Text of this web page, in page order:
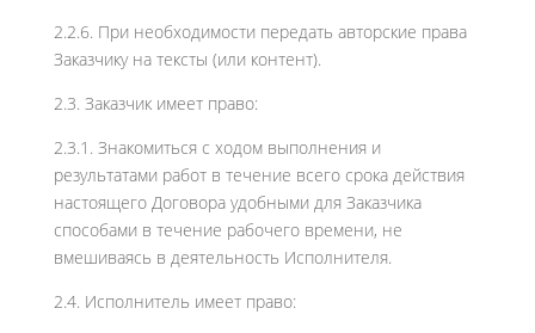
2.2.6. При необходимости передать авторские права
Заказчику на тексты (или контент).
2.3. Заказчик имеет право:
2.3.1. Знакомиться с ходом выполнения и
результатами работ в течение всего срока действия
настоящего Договора удобными для Заказчика
способами в течение рабочего времени, не
вмешиваясь в деятельность Исполнителя.
2.4. Исполнитель имеет право: